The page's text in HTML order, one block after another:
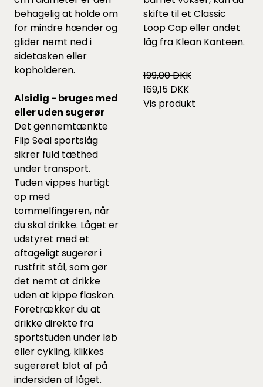
behagelig at holde om
for mindre hænder og
glider nemt ned i
sidetasken eller
kopholderen.
Alsidig - bruges med
eller uden sugerør
Det gennemtænkte
Flip Seal sportslåg
sikrer fuld tæthed
under transport.
Tuden vippes hurtigt
op med
tommelfingeren, når
du skal drikke. Låget er
udstyret med et
aftageligt sugerør i
rustfrit stål, som gør
det nemt at drikke
uden at kippe flasken.
Foretrækker du at
drikke direkte fra
sportstuden under løb
eller cykling, klikkes
sugerøret blot af på
indersiden af låget.
skifte til et Classic
Loop Cap eller andet
låg fra Klean Kanteen.
199,00 DKK
169,15 DKK
Vis produkt